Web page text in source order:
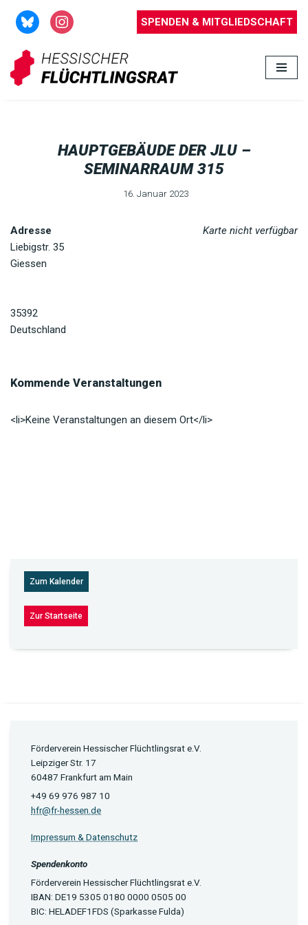
Zum
Inhalt
springen
SPENDEN & MITGLIEDSCHAFT
HAUPTGEBÄUDE DER JLU –
SEMINARRAUM 315
16. Januar 2023
Karte nicht verfügbar
Adresse
Liebigstr. 35
Giessen
35392
Deutschland
Kommende Veranstaltungen
<li>Keine Veranstaltungen an diesem Ort</li>
Zum Kalender
Zur Startseite
Förderverein Hessischer Flüchtlingsrat e.V.
Leipziger Str. 17
60487 Frankfurt am Main
+49 69 976 987 10
hfr@fr-hessen.de
Impressum & Datenschutz
Spendenkonto
Förderverein Hessischer Flüchtlingsrat e.V.
IBAN: DE19 5305 0180 0000 0505 00
BIC: HELADEF1FDS (Sparkasse Fulda)